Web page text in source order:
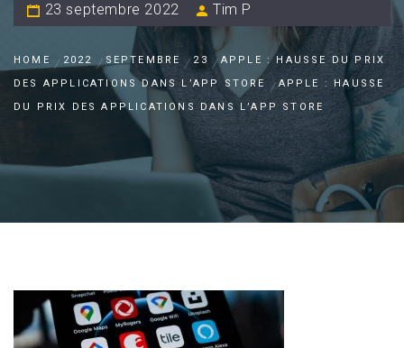
23 septembre 2022 Tim P
HOME 2022 SEPTEMBRE 23
APPLE : HAUSSE DU PRIX
DES APPLICATIONS DANS L’APP STORE
APPLE : HAUSSE
DU PRIX DES APPLICATIONS DANS L’APP STORE